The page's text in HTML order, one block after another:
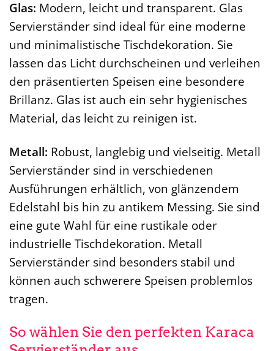
Glas: Modern, leicht und transparent. Glas
Servierständer sind ideal für eine moderne
und minimalistische Tischdekoration. Sie
lassen das Licht durchscheinen und verleihen
den präsentierten Speisen eine besondere
Brillanz. Glas ist auch ein sehr hygienisches
Material, das leicht zu reinigen ist.
Metall: Robust, langlebig und vielseitig. Metall
Servierständer sind in verschiedenen
Ausführungen erhältlich, von glänzendem
Edelstahl bis hin zu antikem Messing. Sie sind
eine gute Wahl für eine rustikale oder
industrielle Tischdekoration. Metall
Servierständer sind besonders stabil und
können auch schwerere Speisen problemlos
tragen.
So wählen Sie den perfekten Karaca